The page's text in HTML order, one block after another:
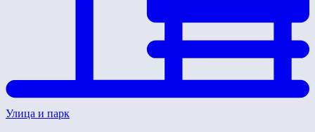
Улица и парк